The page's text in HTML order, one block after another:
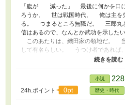
ョンの管理も実力
も人ごとではない
ていたぞ！ もっと
ば困る！」 ”黒き炎
ードが流れる。 さ
何をやっておる！
スの魔物じゃろう
ずじゃろう！」 「
ョネス商会長。俺
「言い訳をするな！
のも冒険者の仕事
「腹が……減った」 最後に何かを口
ろうか。 世は戦国時代。 俺は主を
る。 つまるところ無職だ。 三郎丸
信はあるので、なんとか武功を示した
このあたりは、織田家の領地だ。
して有名らしい。 うつけ者であれば
も雇ってくれるかもしれない。 そん
んでいく。 ちょうど、織田家と今川
わした。 織田家が劣勢だ。 少女が
は織田家に加勢した。 そして……。
あなたは間違って覚えているようだか
少女がそう言って、腰に手をあてる
24h.ポイント 0pt
小説
歴史・時代